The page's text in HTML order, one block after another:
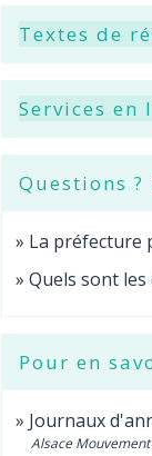
Textes de
Services
Questions ?
La préfecture
Quels sont
Pour en
Journaux
Alsace